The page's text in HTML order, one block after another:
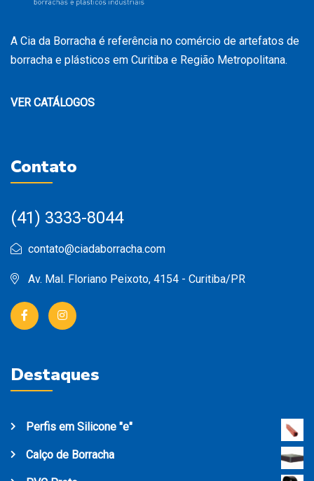
A Cia da Borracha é referência no comércio de artefatos de
borracha e plásticos em Curitiba e Região Metropolitana.
VER CATÁLOGOS
Contato
(41) 3333-8044
contato@ciadaborracha.com
Av. Mal. Floriano Peixoto, 4154 - Curitiba/PR
Destaques
Perfis em Silicone "e"
Calço de Borracha